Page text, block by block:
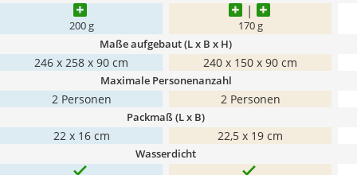
200 g 170 g
Maße aufgebaut (L x B x H)
246 x 258 x 90 cm 240 x 150 x 90 cm
Maximale Personenanzahl
2 Personen 2 Personen
Packmaß (L x B)
22 x 16 cm 22,5 x 19 cm
Wasserdicht